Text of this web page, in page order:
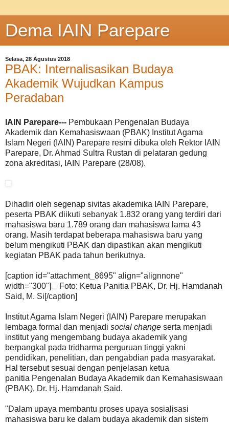
Dema IAIN Parepare
Selasa, 28 Agustus 2018
PBAK: Internalisasikan Budaya
Akademik Wujudkan Kampus
Peradaban
IAIN Parepare--- Pembukaan Pengenalan Budaya
Akademik dan Kemahasiswaan (PBAK) Institut Agama
Islam Negeri (IAIN) Parepare resmi dibuka oleh Rektor IAIN
Parepare, Dr. Ahmad Sultra Rustan di pelataran gedung
zona akreditasi, IAIN Parepare (28/08).
Dihadiri oleh segenap sivitas akademika IAIN Parepare,
peserta PBAK diikuti sebanyak 1.832 orang yang terdiri dari
mahasiswa baru 1.789 orang dan mahasiswa lama 43
orang. Masih terdapat beberapa mahasiswa baru yang
belum mengikuti PBAK dan dipastikan akan mengikuti
kegiatan PBAK pada tahun berikutnya.
[caption id="attachment_8695" align="alignnone"
width="300"]
Foto: Ketua Panitia PBAK, Dr. Hj. Hamdanah
Said, M. Si[/caption]
Institut Agama Islam Negeri (IAIN) Parepare merupakan
lembaga formal dan menjadi social change serta menjadi
institut yang mengembang budaya akademik yang
berpangkal pada tridharma perguruan tinggi yakni
pendidikan, penelitian, dan pengabdian pada masyarakat.
Hal tersebut sesuai dengan penjelasan ketua
panitia Pengenalan Budaya Akademik dan Kemahasiswaan
(PBAK), Dr. Hj. Hamdanah Said.
"Dalam upaya membantu proses upaya sosialisasi
mahasiswa baru ke dalam budaya akademik dan sistem